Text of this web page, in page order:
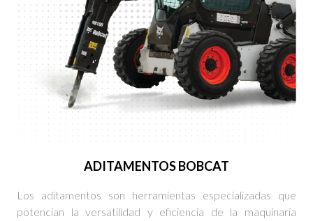
ADITAMENTOS BOBCAT
Los aditamentos son herramientas especializadas que
potencian la versatilidad y eficiencia de la maquinaria